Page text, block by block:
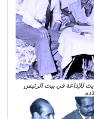
للإذاعة في بيت الرئيس